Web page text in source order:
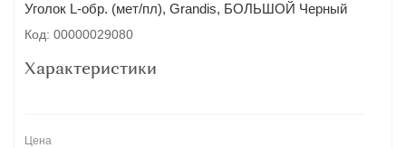
Уголок L-обр. (мет/пл), Grandis, БОЛЬШОЙ Черный
Код: 00000029080
Характеристики
Цена